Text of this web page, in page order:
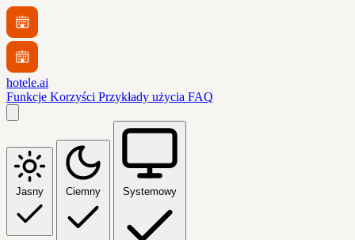
hotele.ai
Funkcje Korzyści Przykłady użycia FAQ
Jasny Ciemny Systemowy